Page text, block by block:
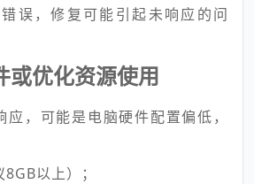
误，修复可能引起未响应的问
或优化资源使用
，可能是电脑硬件配置偏低，
以上）；